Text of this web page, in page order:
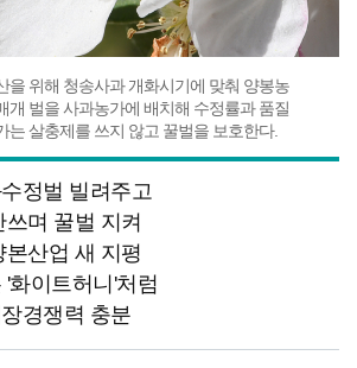
을 위해 청송사과 개화시기에 맞춰 양봉농
개 벌을 사과농가에 배치해 수정률과 품질
는 살충제를 쓰지 않고 꿀벌을 보호한다.
정벌 빌려주고
며 꿀벌 지켜
산업 새 지평
화이트허니'처럼
경쟁력 충분